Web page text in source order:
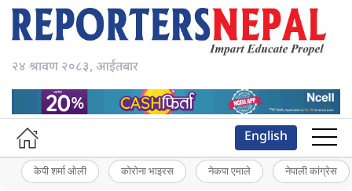
२४ श्रावण २०८३, आईतबार
English
केपी शर्मा ओली कोरोना भाइरस नेकपा एमाले नेपाली कांग्रेस